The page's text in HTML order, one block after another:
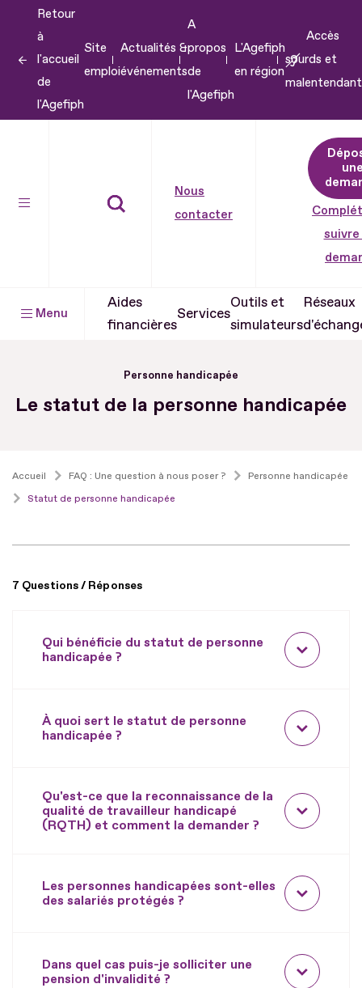
contenu
Retour
à
l'accueil
de
l'Agefiph
Site
emploi
Actualités &
événements
A
propos
de
l'Agefiph
L'Agefiph
en région
Accès
sourds et
Nous
contacter
suivre
Menu
Aides
financières
Services
Outils et
simulateurs
Réseaux
Personne handicapée
Le statut de la personne handicapée
Accueil FAQ : Une question à nous poser ?
Personne handicapée
Statut de personne handicapée
7 Questions / Réponses
Qui bénéficie du statut de personne
handicapée ?
À quoi sert le statut de personne
handicapée ?
Qu'est-ce que la reconnaissance de la
qualité de travailleur handicapé
(RQTH) et comment la demander ?
Les personnes handicapées sont-elles
des salariés protégés ?
Dans quel cas puis-je solliciter une
pension d'invalidité ?